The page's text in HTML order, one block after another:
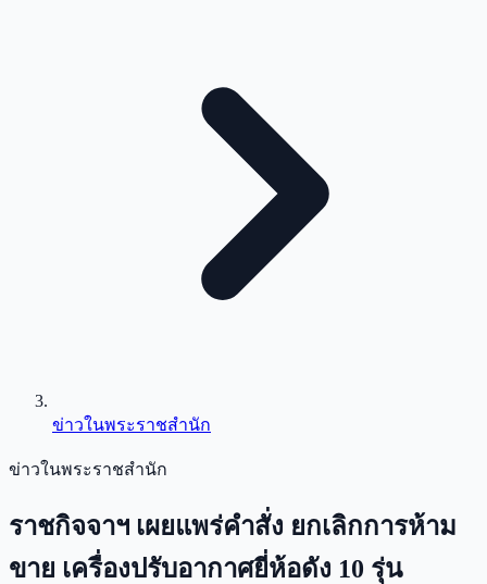
ข่าวในพระราชสำนัก
ข่าวในพระราชสำนัก
ราชกิจจาฯ เผยแพร่คำสั่ง ยกเลิกการห้าม
ขาย เครื่องปรับอากาศยี่ห้อดัง 10 รุ่น